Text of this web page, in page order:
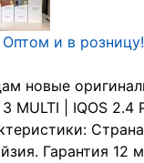
Оптом и в
новые
3 MULTI | IQOS 2.4
Гарантия 12